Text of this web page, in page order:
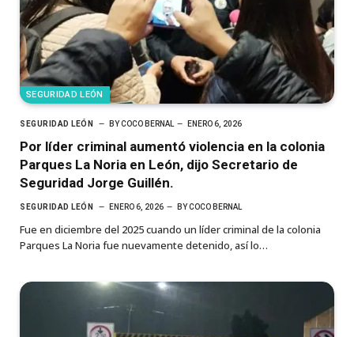
SEGURIDAD LEÓN
SEGURIDAD LEÓN BYCOCO BERNAL ENERO 6, 2026
Por líder criminal aumentó violencia en la colonia
Parques La Noria en León, dijo Secretario de
Seguridad Jorge Guillén.
SEGURIDAD LEÓN ENERO 6, 2026 BYCOCO BERNAL
Fue en diciembre del 2025 cuando un líder criminal de la colonia
Parques La Noria fue nuevamente detenido, así lo…